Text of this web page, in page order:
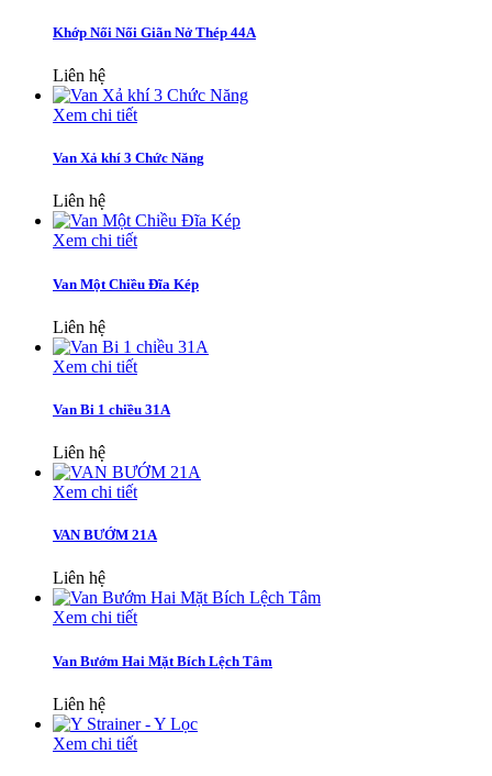
Khớp Nối Nối Giãn Nở Thép 44A
Liên hệ
Xem chi tiết
Van Xả khí 3 Chức Năng
Liên hệ
Xem chi tiết
Van Một Chiều Đĩa Kép
Liên hệ
Xem chi tiết
Van Bi 1 chiều 31A
Liên hệ
Xem chi tiết
VAN BƯỚM 21A
Liên hệ
Xem chi tiết
Van Bướm Hai Mặt Bích Lệch Tâm
Liên hệ
Xem chi tiết